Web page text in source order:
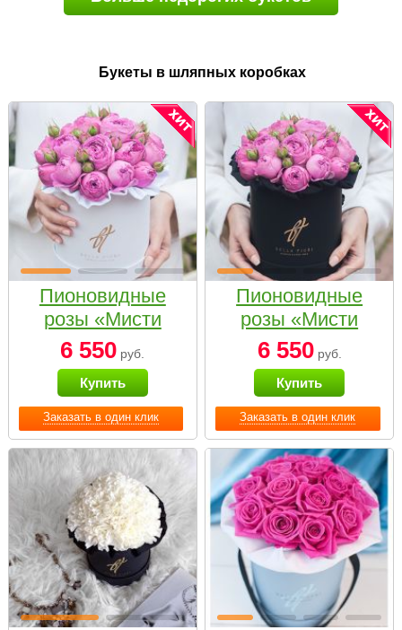
Букеты в шляпных коробках
Заказать в один клик
Пионовидные
розы «Мисти
бабблс» в белой
коробке Small
6 550 руб.
Купить
Заказать в один клик
Пионовидные
розы «Мисти
бабблс» в
черной коробке
Small
6 550руб.
Купить